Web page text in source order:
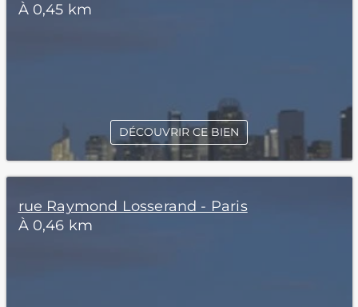
À 0,45 km
DÉCOUVRIR CE BIEN
rue Raymond Losserand - Paris
À 0,46 km